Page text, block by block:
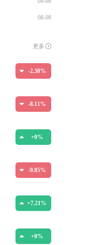
08-08
更多
-2.38%
-8.11%
+0%
-9.85%
+7.21%
+0%